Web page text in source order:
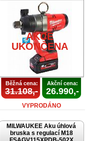
AKCE
UKONČENA
Běžná cena:
31.108,-
Akční cena:
26.990,-
VYPRODÁNO
MILWAUKEE Aku úhlová
bruska s regulací M18